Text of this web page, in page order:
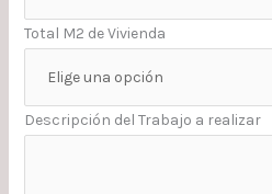
Total M2 de Vivienda
Descripción del Trabajo a realizar